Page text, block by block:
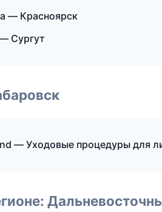
— Красноярск
Сургут
— Уходовые процедуры для